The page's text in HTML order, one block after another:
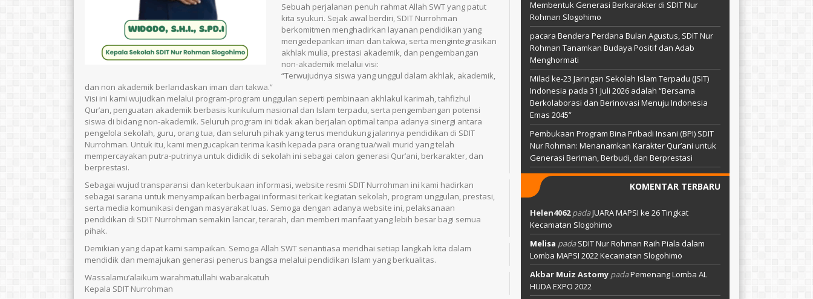
Sebuah perjalanan penuh rahmat Allah SWT yang patut
kita syukuri. Sejak awal berdiri, SDIT Nurrohman
berkomitmen menghadirkan layanan pendidikan yang
mengedepankan iman dan takwa, serta mengintegrasikan
akhlak mulia, prestasi akademik, dan pengembangan
non-akademik melalui visi:
“Terwujudnya siswa yang unggul dalam akhlak, akademik,
dan non akademik berlandaskan iman dan takwa.”
Visi ini kami wujudkan melalui program-program unggulan seperti pembinaan akhlakul karimah, tahfizhul
Qur’an, penguatan akademik berbasis kurikulum nasional dan Islam terpadu, serta pengembangan potensi
siswa di bidang non-akademik. Seluruh program ini tidak akan berjalan optimal tanpa adanya sinergi antara
pengelola sekolah, guru, orang tua, dan seluruh pihak yang terus mendukung jalannya pendidikan di SDIT
Nurrohman. Untuk itu, kami mengucapkan terima kasih kepada para orang tua/wali murid yang telah
mempercayakan putra-putrinya untuk dididik di sekolah ini sebagai calon generasi Qur’ani, berkarakter, dan
berprestasi.
Sebagai wujud transparansi dan keterbukaan informasi, website resmi SDIT Nurrohman ini kami hadirkan
sebagai sarana untuk menyampaikan berbagai informasi terkait kegiatan sekolah, program unggulan, prestasi,
serta media komunikasi dengan masyarakat luas. Semoga dengan adanya website ini, pelaksanaan
pendidikan di SDIT Nurrohman semakin lancar, terarah, dan memberi manfaat yang lebih besar bagi semua
pihak.
Demikian yang dapat kami sampaikan. Semoga Allah SWT senantiasa meridhai setiap langkah kita dalam
mendidik dan memajukan generasi penerus bangsa melalui pendidikan Islam yang berkualitas.
Wassalamu’alaikum warahmatullahi wabarakatuh
Kepala SDIT Nurrohman
Membentuk Generasi Berkarakter di SDIT Nur
Rohman Slogohimo
pacara Bendera Perdana Bulan Agustus, SDIT Nur
Rohman Tanamkan Budaya Positif dan Adab
Menghormati
Milad ke-23 Jaringan Sekolah Islam Terpadu (JSIT)
Indonesia pada 31 Juli 2026 adalah “Bersama
Berkolaborasi dan Berinovasi Menuju Indonesia
Emas 2045”
Pembukaan Program Bina Pribadi Insani (BPI) SDIT
Nur Rohman: Menanamkan Karakter Qur’ani untuk
Generasi Beriman, Berbudi, dan Berprestasi
KOMENTAR TERBARU
Helen4062padaJUARA MAPSI ke 26 Tingkat
Kecamatan Slogohimo
Melisa padaSDIT Nur Rohman Raih Piala dalam
Lomba MAPSI 2022 Kecamatan Slogohimo
Akbar Muiz AstomypadaPemenang Lomba AL
HUDA EXPO 2022